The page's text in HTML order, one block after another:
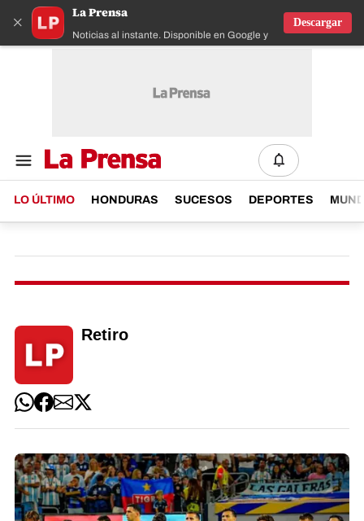
×
La Prensa
Noticias al instante. Disponible en Google y IOS
Descargar
LO ÚLTIMO HONDURAS SUCESOS DEPORTES
Retiro